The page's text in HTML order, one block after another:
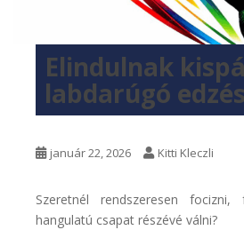
Elindulnak
labdarúgó
január 22, 2026 Kitti Kleczli
Szeretnél rendszeresen
hangulatú csapat részévé válni?